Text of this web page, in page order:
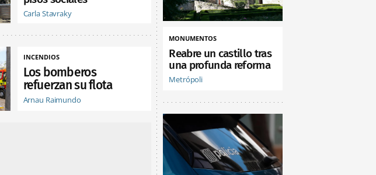
Carla Stavraky
INCENDIOS
Los bomberos
refuerzan su flota
Arnau Raimundo
MONUMENTOS
Reabre un castillo tras
una profunda reforma
Metrópoli